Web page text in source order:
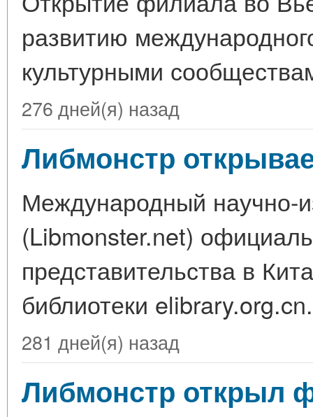
развитию
культурными
276 дней(я) назад
Либмонстр
Международный научно-
(Libmonster.net)
представительства в
библиотеки elibrary.org.cn.
281 дней(я) назад
Либмонстр открыл